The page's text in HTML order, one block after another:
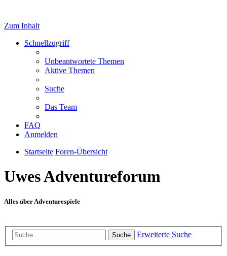
Zum Inhalt
Schnellzugriff
Unbeantwortete Themen
Aktive Themen
Suche
Das Team
FAQ
Anmelden
Startseite Foren-Übersicht
Uwes Adventureforum
Alles über Adventurespiele
Suche Erweiterte Suche